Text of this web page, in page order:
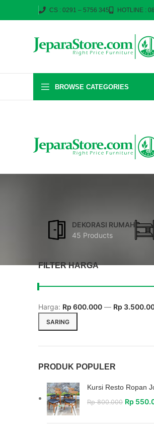
CS : 0291 – 5756 345 HOTLINE :
BROWSE CATEGORIES
DEKORASI RUMAH
45 Products
FILTER HARGA
SARING
Harga: Rp 600.000 — Rp
PRODUK POPULER
Kursi Resto Ropan
Rp800.000 Rp